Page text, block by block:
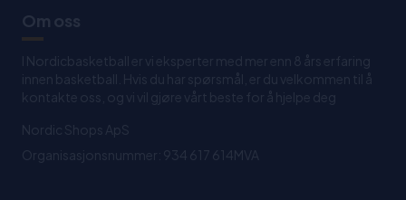
Om oss
I Nordicbasketball er vi eksperter med mer enn 8 års erfaring
innen basketball. Hvis du har spørsmål, er du velkommen til å
kontakte oss, og vi vil gjøre vårt beste for å hjelpe deg
Nordic Shops ApS
Organisasjonsnummer: 934 617 614MVA